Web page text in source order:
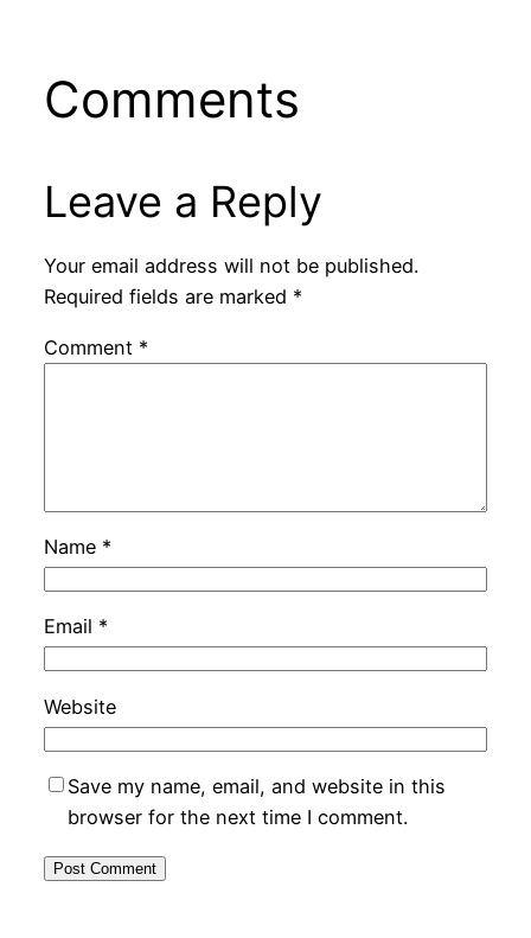
Comments
Leave a Reply
Your email address will not be published.
Required fields are marked *
Comment *
Name *
Email *
Website
Save my name, email, and website in this
browser for the next time I comment.